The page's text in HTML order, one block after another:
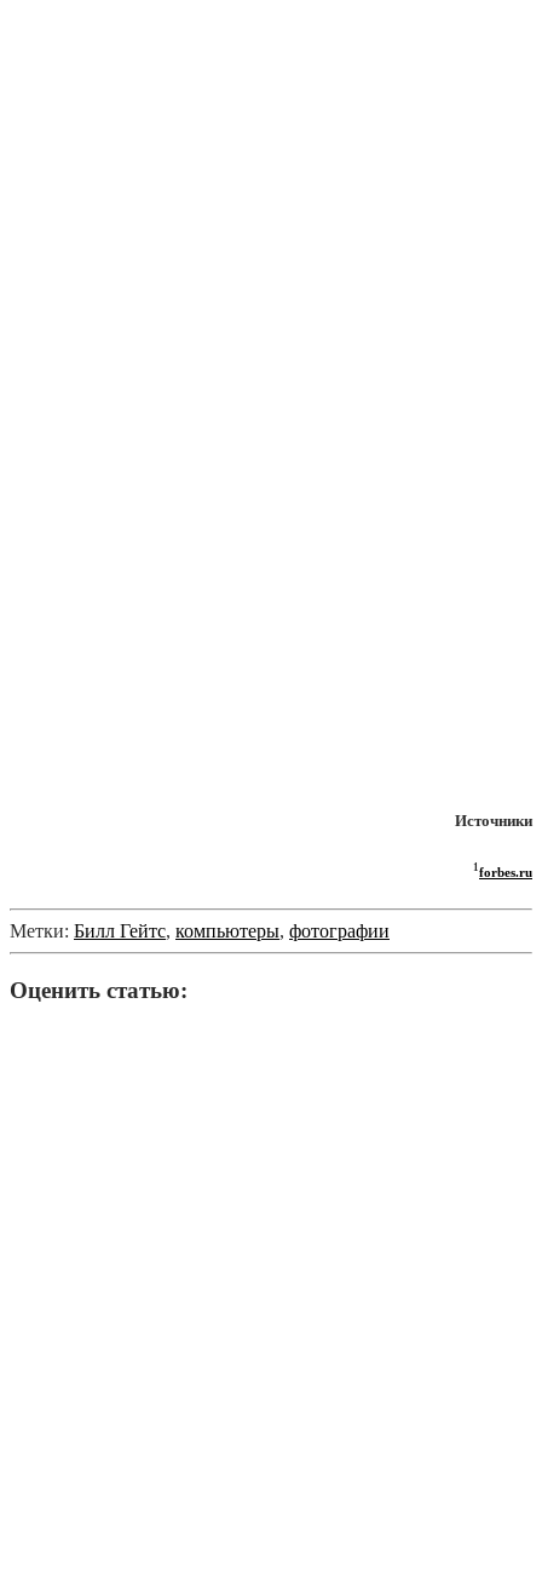
Источники
1 forbes.ru
Метки: Билл Гейтс, компьютеры, фотографии
Оценить статью: